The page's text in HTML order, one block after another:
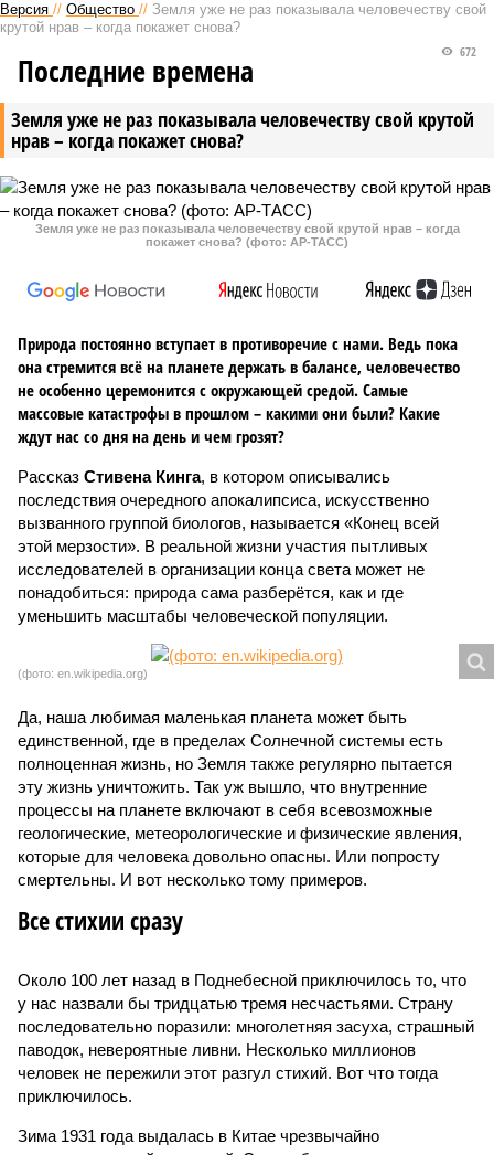
Версия // Общество // Земля уже не раз показывала человечеству свой
крутой нрав – когда покажет снова?
Земля уже не раз показывала человечеству свой крутой
нрав – когда покажет снова?
672
Последние времена
Земля уже не раз показывала человечеству свой крутой нрав – когда
покажет снова? (фото: АР-ТАСС)
Природа постоянно вступает в противоречие с нами. Ведь пока
она стремится всё на планете держать в балансе, человечество
не особенно церемонится с окружающей средой. Самые
массовые катастрофы в прошлом – какими они были? Какие
ждут нас со дня на день и чем грозят?
Рассказ Стивена Кинга, в котором описывались
последствия очередного апокалипсиса, искусственно
вызванного группой биологов, называется «Конец всей
этой мерзости». В реальной жизни участия пытливых
исследователей в организации конца света может не
понадобиться: природа сама разберётся, как и где
уменьшить масштабы человеческой популяции.
(фото: en.wikipedia.org)
Да, наша любимая маленькая планета может быть
единственной, где в пределах Солнечной системы есть
полноценная жизнь, но Земля также регулярно пытается
эту жизнь уничтожить. Так уж вышло, что внутренние
процессы на планете включают в себя всевозможные
геологические, метеорологические и физические явления,
которые для человека довольно опасны. Или попросту
смертельны. И вот несколько тому примеров.
Все стихии сразу
Около 100 лет назад в Поднебесной приключилось то, что
у нас назвали бы тридцатью тремя несчастьями. Страну
последовательно поразили: многолетняя засуха, страшный
паводок, невероятные ливни. Несколько миллионов
человек не пережили этот разгул стихий. Вот что тогда
приключилось.
Зима 1931 года выдалась в Китае чрезвычайно